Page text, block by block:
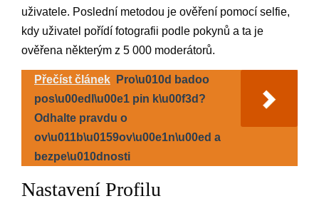
uživatele. Poslední metodou je ověření pomocí selfie,
kdy uživatel pořídí fotografii podle pokynů a ta je
ověřena některým z 5 000 moderátorů.
Přečíst článek
Pro\u010d badoo
pos\u00edl\u00e1 pin k\u00f3d?
Odhalte pravdu o
ov\u011b\u0159ov\u00e1n\u00ed a
bezpe\u010dnosti
Nastavení Profilu